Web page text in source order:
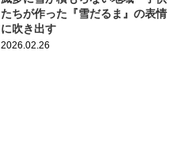
たちが作った『雪だるま』の表情
に吹き出す
2026.02.26